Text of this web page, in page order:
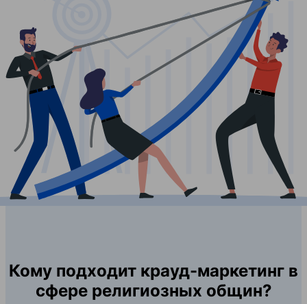
Кому подходит крауд-маркетинг в
сфере религиозных общин?